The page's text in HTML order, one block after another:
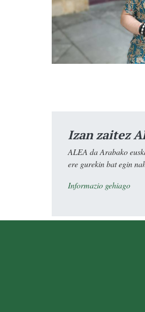
Izan zaitez
ALEA da Arabako
ere gurekin bat egin
Informazio gehiago